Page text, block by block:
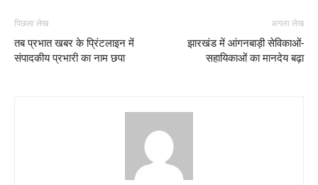
पिछला लेख
तब प्रभात खबर के प्रिंटलाइन में
संपादकीय प्रभारी का नाम छपा
अगला लेख
झारखंड में आंगनबाड़ी सेविकाओं-
सहायिकाओं का मानदेय बढ़ा